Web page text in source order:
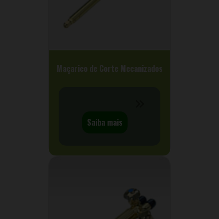
Maçarico de Corte Mecanizados
Saiba mais